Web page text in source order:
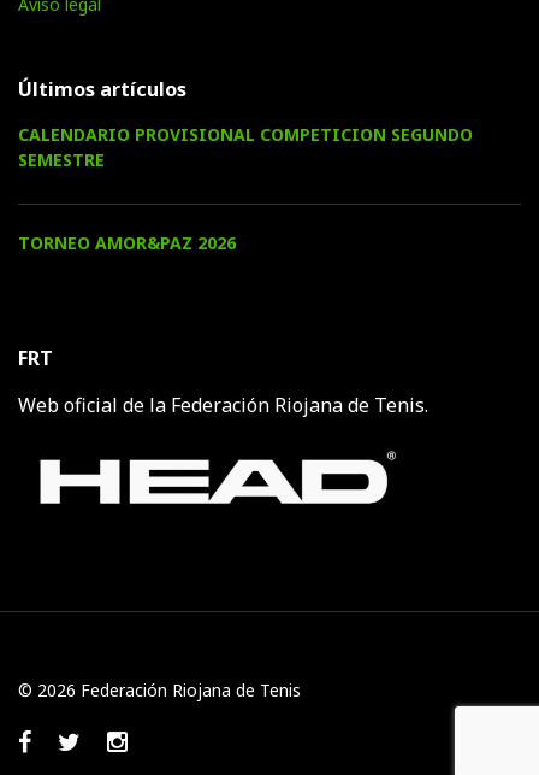
Últimos artículos
CALENDARIO PROVISIONAL COMPETICION SEGUNDO
SEMESTRE
TORNEO AMOR&PAZ 2026
FRT
Web oficial de la Federación Riojana de Tenis.
© 2026 Federación Riojana de Tenis
FacebookTwitterInstagram